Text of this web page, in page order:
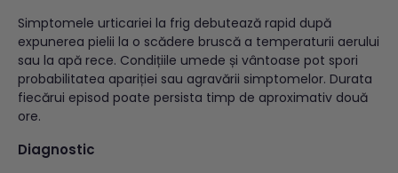
Simptomele urticariei la frig debutează rapid după
expunerea pielii la o scădere bruscă a temperaturii aerului
sau la apă rece. Condițiile umede și vântoase pot spori
probabilitatea apariției sau agravării simptomelor. Durata
fiecărui episod poate persista timp de aproximativ două
ore.
Diagnostic